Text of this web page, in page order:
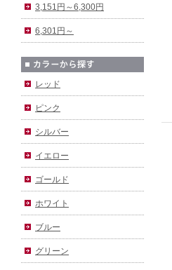
3,151円～6,300円
6,301円～
レッド
ピンク
シルバー
イエロー
ゴールド
ホワイト
ブルー
グリーン